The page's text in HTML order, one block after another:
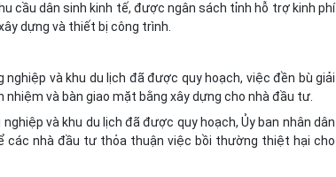
cầu dân sinh kinh tế, được ngân sách tỉnh hỗ trợ kinh phí
dựng và thiết bị công trình.
và khu du lịch đã được quy hoạch, việc đền bù giải
và bàn giao mặt bằng xây dựng cho nhà đầu tư.
và khu du lịch đã được quy hoạch, Ủy ban nhân dân
các nhà đầu tư thỏa thuận việc bồi thường thiệt hại cho